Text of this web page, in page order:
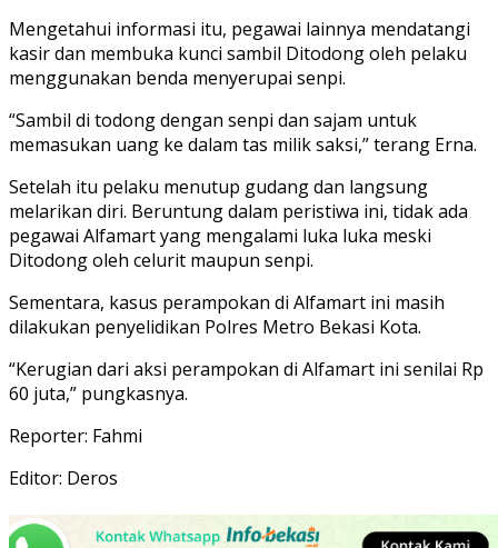
Mengetahui informasi itu, pegawai lainnya mendatangi
kasir dan membuka kunci sambil Ditodong oleh pelaku
menggunakan benda menyerupai senpi.
“Sambil di todong dengan senpi dan sajam untuk
memasukan uang ke dalam tas milik saksi,” terang Erna.
Setelah itu pelaku menutup gudang dan langsung
melarikan diri. Beruntung dalam peristiwa ini, tidak ada
pegawai Alfamart yang mengalami luka luka meski
Ditodong oleh celurit maupun senpi.
Sementara, kasus perampokan di Alfamart ini masih
dilakukan penyelidikan Polres Metro Bekasi Kota.
“Kerugian dari aksi perampokan di Alfamart ini senilai Rp
60 juta,” pungkasnya.
Reporter: Fahmi
Editor: Deros